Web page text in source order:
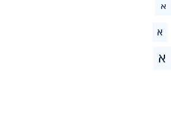
א
א
א